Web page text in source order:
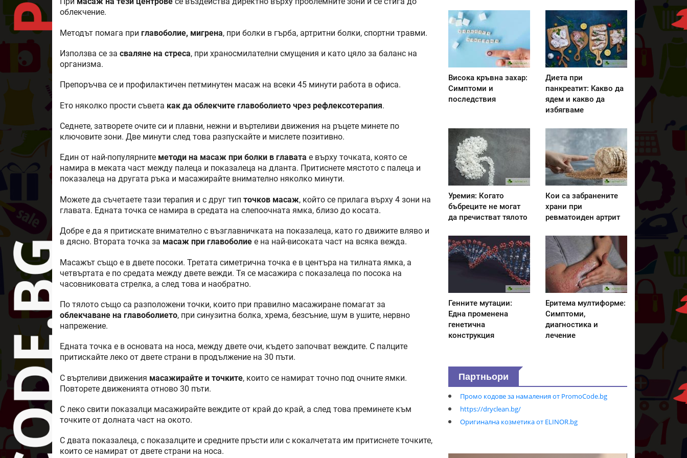
облекчение.
Методът помага при главоболие, мигрена, при болки в гърба, артритни болки, спортни травми.
Използва се за сваляне на стреса, при храносмилателни смущения и като цяло за баланс на
организма.
Препоръчва се и профилактичен петминутен масаж на всеки 45 минути работа в офиса.
Ето няколко прости съвета как да облекчите главоболието чрез рефлексотерапия.
Седнете, затворете очите си и плавни, нежни и въртеливи движения на ръцете минете по
ключовите зони. Две минути след това разпускайте и мислете позитивно.
Един от най-популярните методи на масаж при болки в главата е върху точката, която се
намира в меката част между палеца и показалеца на дланта. Притиснете мястото с палеца и
показалеца на другата ръка и масажирайте внимателно няколко минути.
Можете да съчетаете тази терапия и с друг тип точков масаж, който се прилага върху 4 зони на
главата. Едната точка се намира в средата на слепоочната ямка, близо до косата.
Добре е да я притискате внимателно с възглавничката на показалеца, като го движите вляво и
в дясно. Втората точка за масаж при главоболие е на най-високата част на всяка вежда.
Масажът също е в двете посоки. Третата симетрична точка е в центъра на тилната ямка, а
четвъртата е по средата между двете вежди. Тя се масажира с показалеца по посока на
часовниковата стрелка, а след това и наобратно.
По тялото също са разположени точки, които при правилно масажиране помагат за
облекчаване на главоболието, при синузитна болка, хрема, безсъние, шум в ушите, нервно
напрежение.
Едната точка е в основата на носа, между двете очи, където започват веждите. С палците
притискайте леко от двете страни в продължение на 30 пъти.
С въртеливи движения масажирайте и точките, които се намират точно под очните ямки.
Повторете движенията отново 30 пъти.
С леко свити показалци масажирайте веждите от край до край, а след това преминете към
точките от долната част на окото.
С двата показалеца, с показалците и средните пръсти или с кокалчетата им притиснете точките,
които се намират от двете страни на носа.
Висока кръвна захар:
Симптоми и
последствия
Диета при
панкреатит: Kакво да
ядем и какво да
избягваме
Уремия: Когато
бъбреците не могат
да пречистват тялото
Кои са забранените
храни при
ревматоиден артрит
Генните мутации:
Една променена
генетична
конструкция
Еритема мултиформе:
Симптоми,
диагностика и
лечение
Партньори
Промо кодове за намаления от PromoCode.bg
https://dryclean.bg/
Оригинална козметика от ELINOR.bg